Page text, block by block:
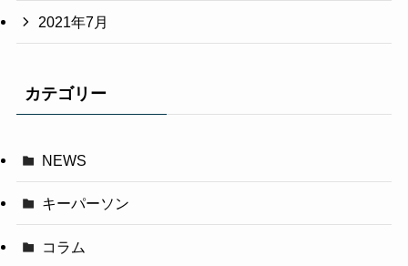
2021年7月
カテゴリー
NEWS
キーパーソン
コラム